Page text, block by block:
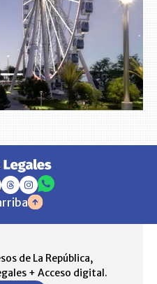
de La República,
+ Acceso digital.